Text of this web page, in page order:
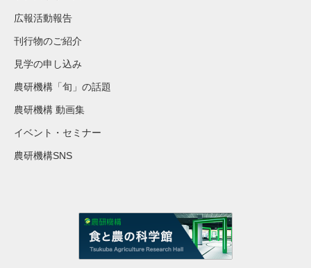
広報活動報告
刊行物のご紹介
見学の申し込み
農研機構「旬」の話題
農研機構 動画集
イベント・セミナー
農研機構SNS